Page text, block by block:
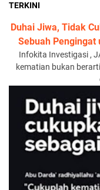
TERKINI
Duhai Jiwa, Tidak
Sebuah
Infokita Investigasi ,
kematian bukan